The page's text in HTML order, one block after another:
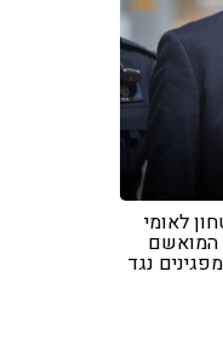
לאומי
המואשם
נגד